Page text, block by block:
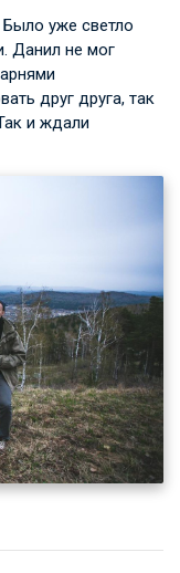
уже светло
Данил не мог
друг друга, так
и ждали